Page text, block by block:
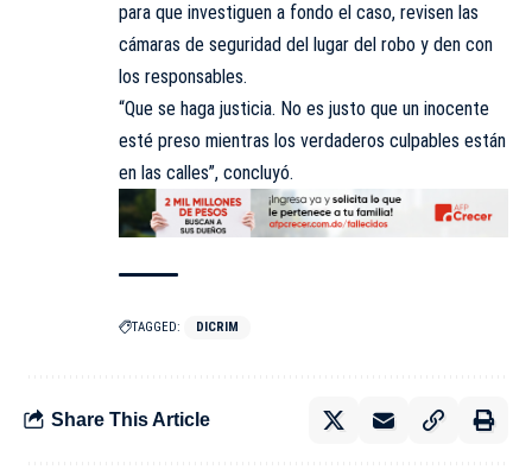
para que investiguen a fondo el caso, revisen las
cámaras de seguridad del lugar del robo y den con
los responsables.
“Que se haga justicia. No es justo que un inocente
esté preso mientras los verdaderos culpables están
en las calles”, concluyó.
TAGGED: DICRIM
Share This Article